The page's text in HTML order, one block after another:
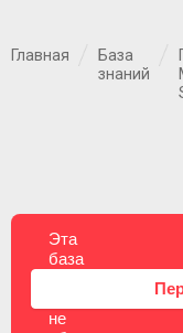
Главная
База
знаний
Эта
база
не